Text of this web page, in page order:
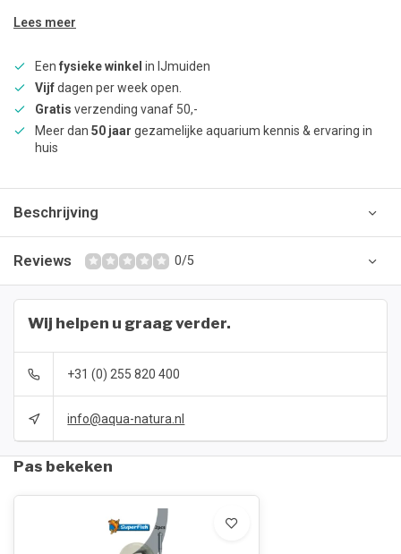
Lees meer
Een fysieke winkel in IJmuiden
Vijfdagen per week open.
Gratis verzending vanaf 50,-
Meer dan 50 jaar gezamelijke aquarium kennis & ervaring in
huis
Beschrijving
Reviews 0/5
Wij helpen u graag verder.
+31 (0) 255 820 400
info@aqua-natura.nl
Pas bekeken